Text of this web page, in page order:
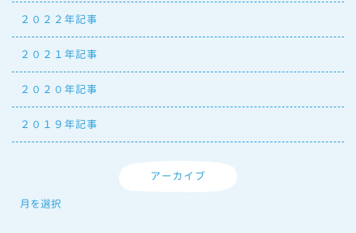
２０２２年記事
２０２１年記事
２０２０年記事
２０１９年記事
アーカイブ